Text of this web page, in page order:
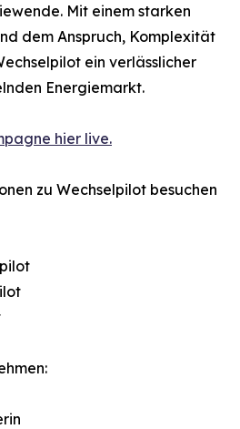
Mit einem starken
dem Anspruch, Komplexität
ein verlässlicher
Energiemarkt.
hier live.
zu Wechselpilot besuchen